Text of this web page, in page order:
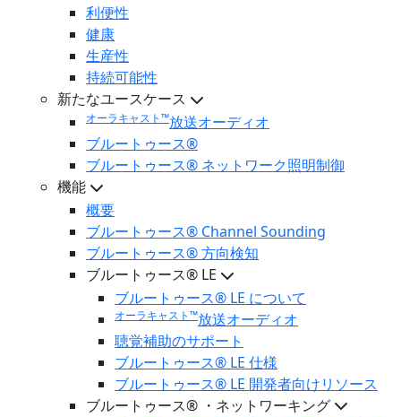
利便性
健康
生産性
持続可能性
新たなユースケース
オーラキャスト™放送オーディオ
ブルートゥース®
ブルートゥース® ネットワーク照明制御
機能
概要
ブルートゥース® Channel Sounding
ブルートゥース® 方向検知
ブルートゥース® LE
ブルートゥース® LE について
オーラキャスト™放送オーディオ
聴覚補助のサポート
ブルートゥース® LE 仕様
ブルートゥース® LE 開発者向けリソース
ブルートゥース® ・ネットワーキング